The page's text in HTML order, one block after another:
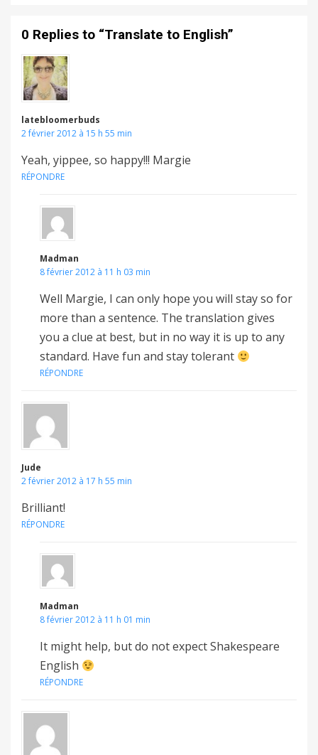
0 Replies to “Translate to English”
latebloomerbuds
2 février 2012 à 15 h 55 min
Yeah, yippee, so happy!!! Margie
RÉPONDRE
Madman
8 février 2012 à 11 h 03 min
Well Margie, I can only hope you will stay so for
more than a sentence. The translation gives
you a clue at best, but in no way it is up to any
standard. Have fun and stay tolerant
RÉPONDRE
Jude
2 février 2012 à 17 h 55 min
Brilliant!
RÉPONDRE
Madman
8 février 2012 à 11 h 01 min
It might help, but do not expect Shakespeare
English
RÉPONDRE